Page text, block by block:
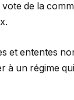
de la
et ententes
à un régime